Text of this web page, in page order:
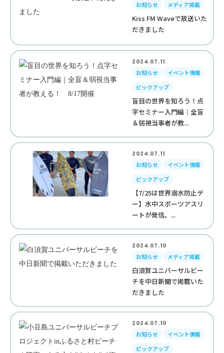
お知らせ
メディア掲載
Kiss FM Waveで放送いた
だきました
2024.07.11
お知らせ
イベント情報
ピックアップ
盲目の世界を知ろう！点
字セミナー入門編｜全盲
＆弱視当事者が教...
2024.07.11
お知らせ
イベント情報
ピックアップ
【7/25は世界溺水防止デ
ー】水中スポーツアスリ
ートが発信。...
2024.07.10
お知らせ
メディア掲載
白須賀ユニバーサルビー
チを中日新聞で掲載いた
だきました
2024.07.10
お知らせ
イベント情報
ピックアップ